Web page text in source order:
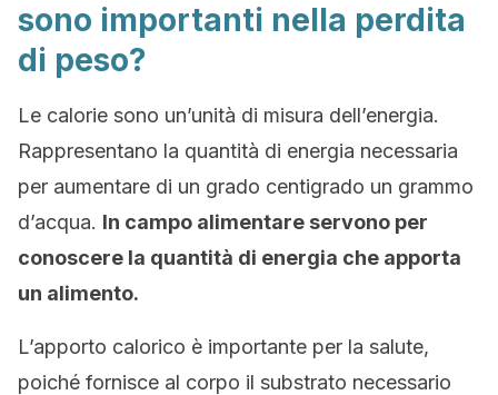
sono importanti nella perdita
di peso?
Le calorie sono un’unità di misura dell’energia.
Rappresentano la quantità di energia necessaria
per aumentare di un grado centigrado un grammo
d’acqua. In campo alimentare servono per
conoscere la quantità di energia che apporta
un alimento.
L’apporto calorico è importante per la salute,
poiché fornisce al corpo il substrato necessario